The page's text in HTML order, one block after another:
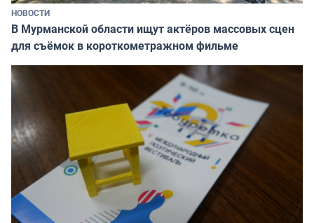
НОВОСТИ
В Мурманской области ищут актёров массовых сцен
для съёмок в короткометражном фильме